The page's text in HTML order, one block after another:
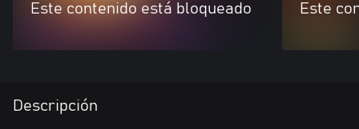
Este contenido está bloqueado Este
Descripción